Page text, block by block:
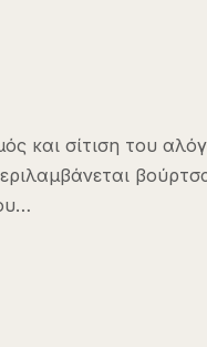
και σίτιση του